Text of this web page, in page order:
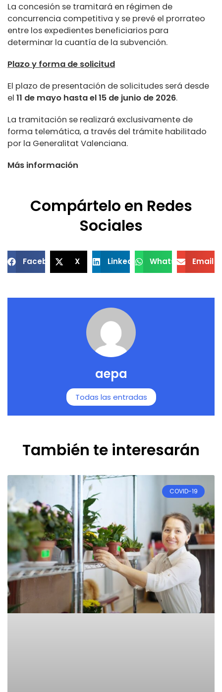
La concesión se tramitará en régimen de
concurrencia competitiva y se prevé el prorrateo
entre los expedientes beneficiarios para
determinar la cuantía de la subvención.
Plazo y forma de solicitud
El plazo de presentación de solicitudes será desde
el 11 de mayo hasta el 15 de junio de 2026.
La tramitación se realizará exclusivamente de
forma telemática, a través del trámite habilitado
por la Generalitat Valenciana.
Más información
Compártelo en Redes
Sociales
Facebook X LinkedIn WhatsApp Email
aepa
Todas las entradas
También te interesarán
COVID-19